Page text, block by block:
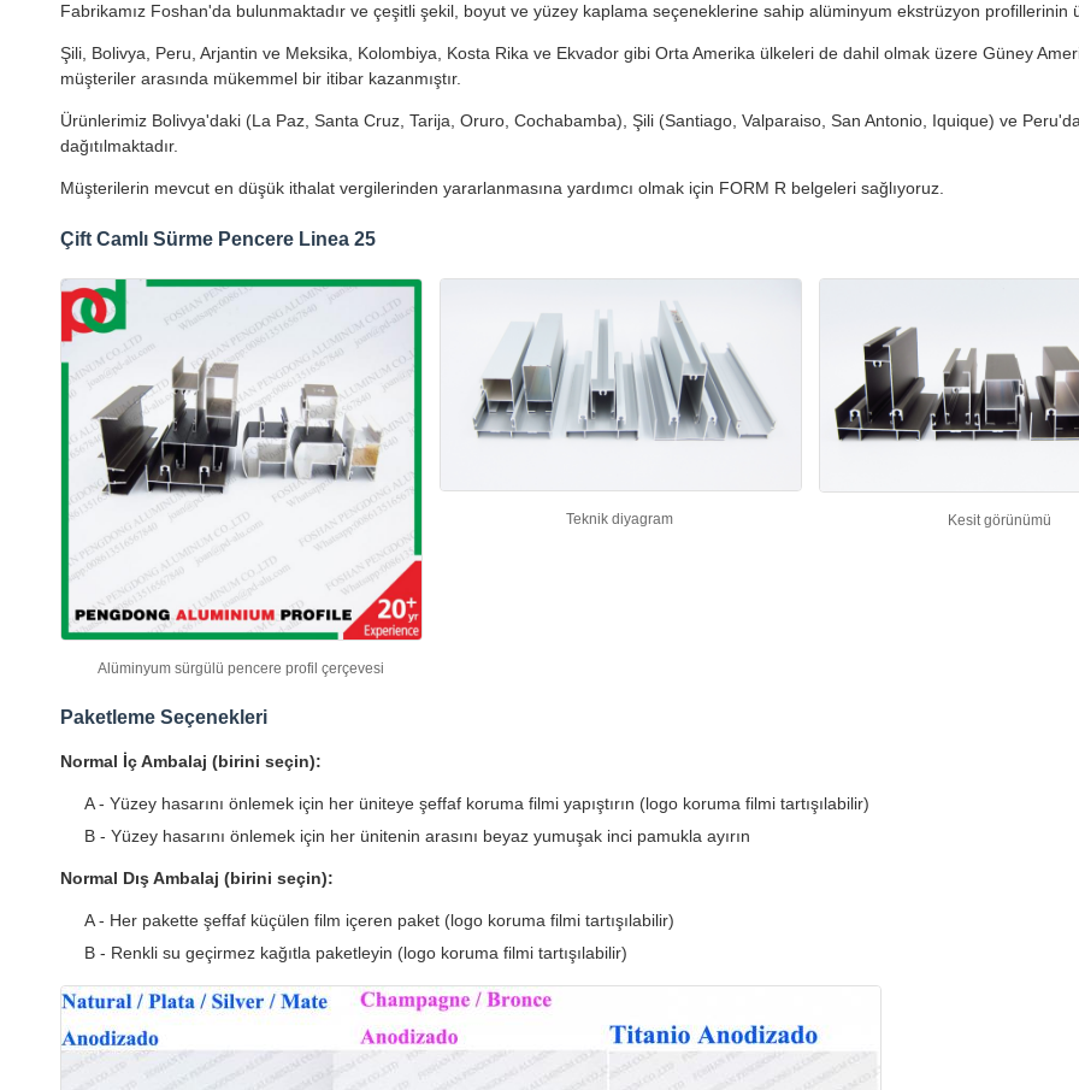
Fabrikamız Foshan'da bulunmaktadır ve çeşitli şekil, boyut ve yüzey kaplama seçeneklerine sahip alüminyum ekstrüzyon profillerinin
Şili, Bolivya, Peru, Arjantin ve Meksika, Kolombiya, Kosta Rika ve Ekvador gibi Orta Amerika ülkeleri de dahil olmak üzere Güney
müşteriler arasında mükemmel bir itibar kazanmıştır.
Ürünlerimiz Bolivya'daki (La Paz, Santa Cruz, Tarija, Oruro, Cochabamba), Şili (Santiago, Valparaiso, San Antonio, Iquique) ve
dağıtılmaktadır.
Müşterilerin mevcut en düşük ithalat vergilerinden yararlanmasına yardımcı olmak için FORM R belgeleri sağlıyoruz.
Çift Camlı Sürme Pencere Linea 25
Alüminyum sürgülü pencere profil çerçevesi
Teknik diyagram Kesit görünümü
Paketleme Seçenekleri
Normal İç Ambalaj (birini seçin):
A - Yüzey hasarını önlemek için her üniteye şeffaf koruma filmi yapıştırın (logo koruma filmi tartışılabilir)
B - Yüzey hasarını önlemek için her ünitenin arasını beyaz yumuşak inci pamukla ayırın
Normal Dış Ambalaj (birini seçin):
A - Her pakette şeffaf küçülen film içeren paket (logo koruma filmi tartışılabilir)
B - Renkli su geçirmez kağıtla paketleyin (logo koruma filmi tartışılabilir)